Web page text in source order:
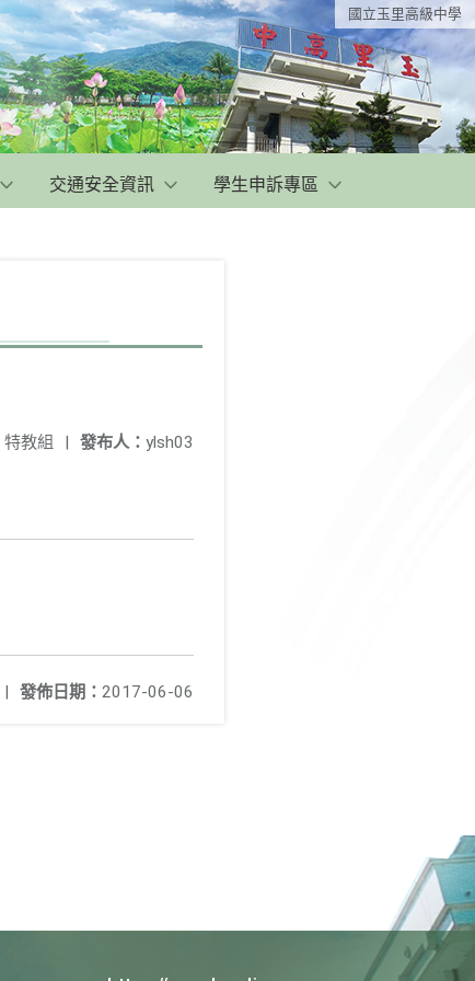
國立玉里高級中學
交通安全資訊 學生申訴專區
發布人： ylsh03
特教組 |
發佈日期： 2017-06-06
|